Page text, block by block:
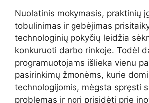
Nuolatinis mokymasis, praktinių
tobulinimas ir gebėjimas
technologinių pokyčių leidžia
konkuruoti darbo rinkoje. Todėl
programuotojams išlieka vienu
pasirinkimų žmonėms, kurie
technologijomis, mėgsta spręsti
problemas ir nori prisidėti prie